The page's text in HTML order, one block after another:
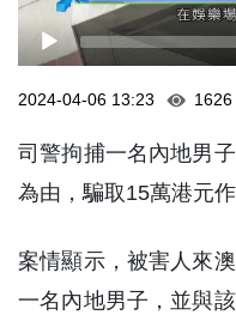
2024-04-06 13:23 1626
司警拘捕一名內地男
為由，騙取15萬港元作
案情顯示，被害人來
一名內地男子，並與